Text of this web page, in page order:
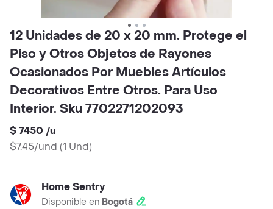
12 Unidades de 20 x 20 mm. Protege el
Piso y Otros Objetos de Rayones
Ocasionados Por Muebles Artículos
Decorativos Entre Otros. Para Uso
Interior. Sku 7702271202093
$ 7450 /u
$7.45/und (1 Und)
Home Sentry
Disponible en Bogotá